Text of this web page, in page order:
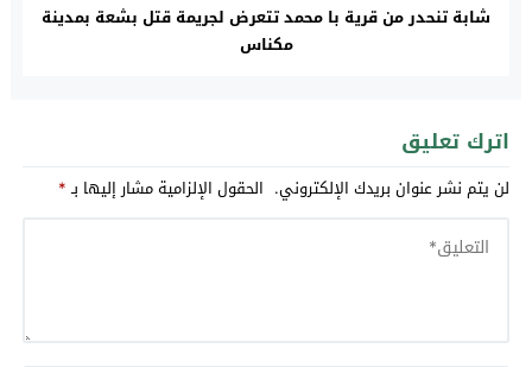
شابة تنحدر من قرية با محمد تتعرض لجريمة قتل بشعة بمدينة
مكناس
اترك تعليق
لن يتم نشر عنوان بريدك الإلكتروني. الحقول الإلزامية مشار إليها بـ*